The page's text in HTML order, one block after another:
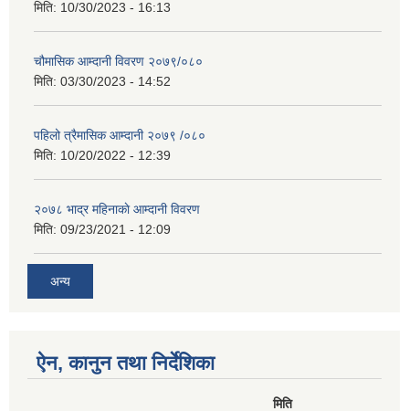
मिति: 10/30/2023 - 16:13
चौमासिक आम्दानी विवरण २०७९/०८०
मिति: 03/30/2023 - 14:52
पहिलो त्रैमासिक आम्दानी २०७९ /०८०
मिति: 10/20/2022 - 12:39
२०७८ भाद्र महिनाकाे आम्दानी विवरण
मिति: 09/23/2021 - 12:09
अन्य
ऐन, कानुन तथा निर्देशिका
मिति